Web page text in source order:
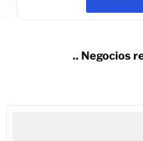
.. Negocios